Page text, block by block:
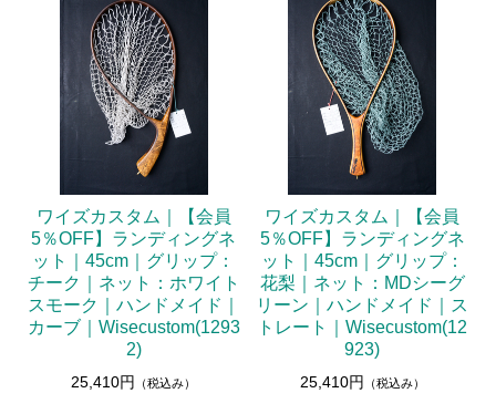
ワイズカスタム｜【会員
5％OFF】ランディングネ
ット｜45cm｜グリップ：
チーク｜ネット：ホワイト
スモーク｜ハンドメイド｜
カーブ｜Wisecustom(1293
2)
25,410円 （税込み）
ワイズカスタム｜【会員
5％OFF】ランディングネ
ット｜45cm｜グリップ：
花梨｜ネット：MDシーグ
リーン｜ハンドメイド｜ス
トレート｜Wisecustom(12
923)
25,410円 （税込み）